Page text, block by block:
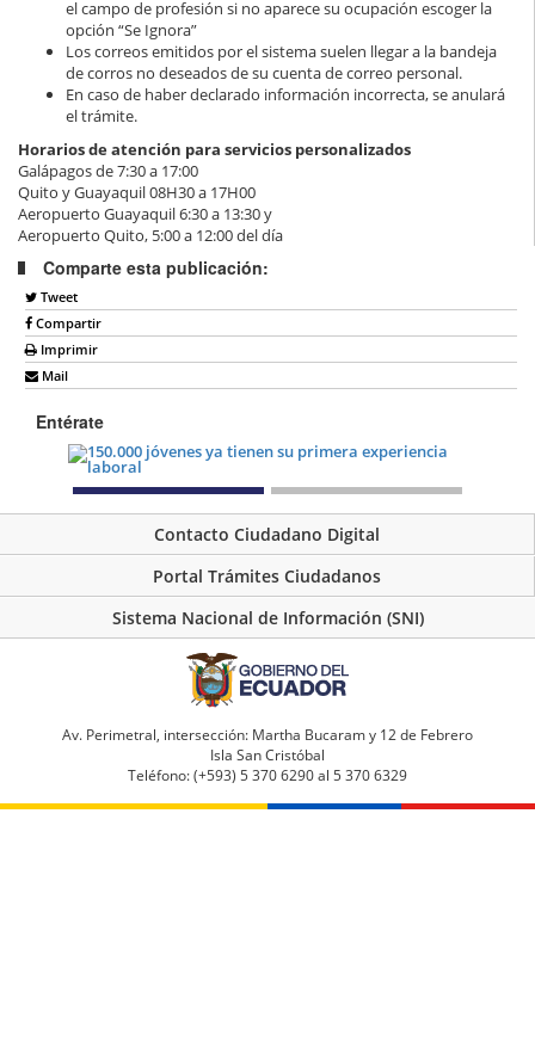
el campo de profesión si no aparece su ocupación escoger la
opción “Se Ignora”
Los correos emitidos por el sistema suelen llegar a la bandeja
de corros no deseados de su cuenta de correo personal.
En caso de haber declarado información incorrecta, se anulará
el trámite.
Horarios de atención para servicios personalizados
Galápagos de 7:30 a 17:00
Quito y Guayaquil 08H30 a 17H00
Aeropuerto Guayaquil 6:30 a 13:30 y
Aeropuerto Quito, 5:00 a 12:00 del día
Comparte esta publicación:
Tweet
Compartir
Imprimir
Mail
Entérate
Contacto Ciudadano Digital
Portal Trámites Ciudadanos
Sistema Nacional de Información (SNI)
Av. Perimetral, intersección: Martha Bucaram y 12 de Febrero
Isla San Cristóbal
Teléfono: (+593) 5 370 6290 al 5 370 6329